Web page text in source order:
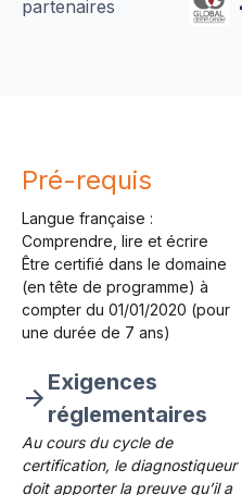
partenaires
Pré-requis
Langue française :
Comprendre, lire et écrire
Être certifié dans le domaine
(en tête de programme) à
compter du 01/01/2020 (pour
une durée de 7 ans)
Exigences
réglementaires
Au cours du cycle de
certification, le diagnostiqueur
doit apporter la preuve qu’il a